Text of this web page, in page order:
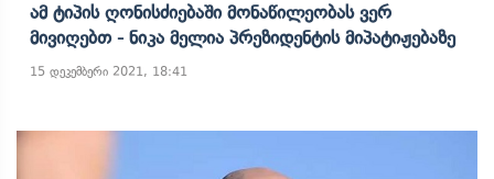
Ამ Ტიპის Ღონისძიებაში Მონაწილეობას Ვერ
Მივიღებთ - Ნიკა Მელია Პრეზიდენტის Მიპატიჟებაზე
15 დეკემბერი 2021, 18:41